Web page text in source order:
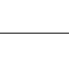
Трикотаж для